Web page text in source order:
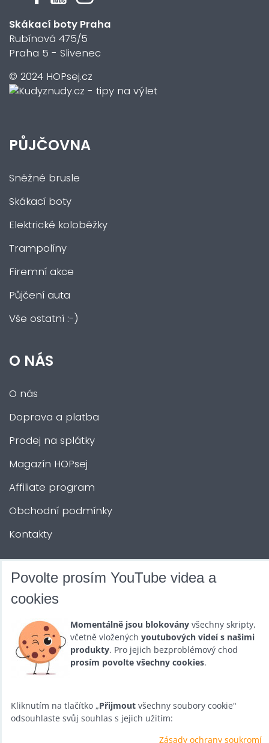
Skákací boty Praha
Rubínová 475/5
Praha 5 - Slivenec
© 2024 HOPsej.cz
PŮJČOVNA
Sněžné brusle
Skákací boty
Elektrické koloběžky
Trampolíny
Firemní akce
Půjčení auta
Vše ostatní :-)
O NÁS
O nás
Doprava a platba
Prodej na splátky
Magazín HOPsej
Affiliate program
Obchodní podmínky
Kontakty
DALŠÍ SLUŽBY
Půjčovna
Promotéři
Kurzy a setkání
Velkoobchod
Nabídka práce
Povolte prosím YouTube videa a
cookies
Momentálně jsou blokovány všechny skripty,
včetně vložených youtubových videí s našimi
produkty. Pro jejich bezproblémový chod
prosím povolte všechny cookies.
Kliknutím na tlačítko „Přijmout všechny soubory cookie"
odsouhlaste svůj souhlas s jejich užitím:
Zásady ochrany soukromí